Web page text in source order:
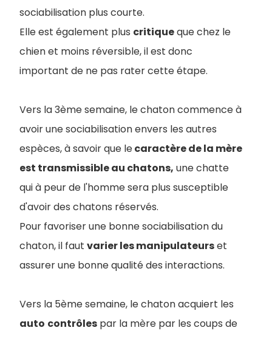
sociabilisation plus courte.
Elle est également plus critiqueque chez le
chien et moins réversible, il est donc
important de ne pas rater cette étape.
Vers la 3ème semaine, le chaton commence à
avoir une sociabilisation envers les autres
espèces, à savoir que lecaractère de la mère
est transmissible au chatons, une chatte
qui à peur de l'homme sera plus susceptible
d'avoir des chatons réservés.
Pour favoriser une bonne sociabilisation du
chaton, il faut varier les manipulateurset
assurer une bonne qualité des interactions.
Vers la 5ème semaine, le chaton acquiert les
auto contrôles par la mère par les coups de